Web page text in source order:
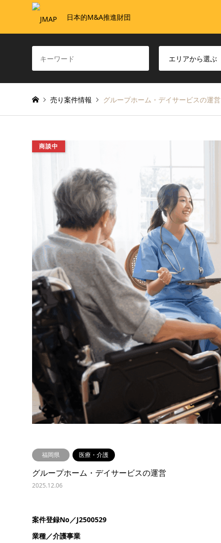
日本的M&A推進財団
売り案件情報 グループホーム・デイサービスの運営
商談中
福岡県 医療・介護
グループホーム・デイサービスの運営
2025.12.06
案件登録No／J2500529
業種／介護事業